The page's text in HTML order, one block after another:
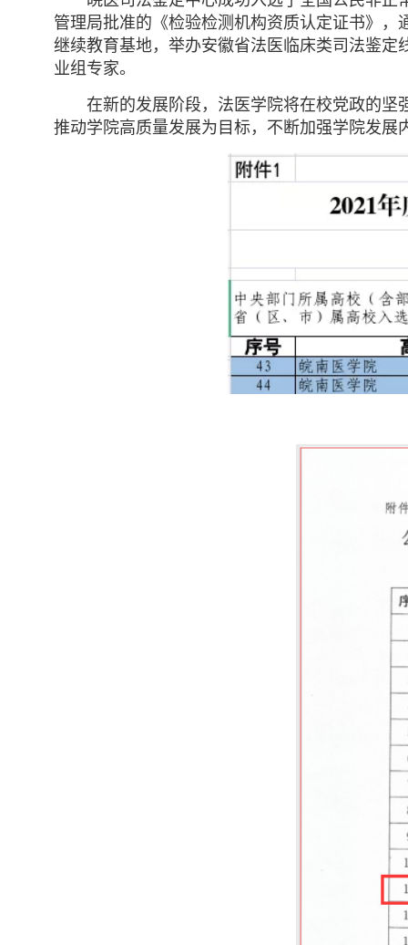
管理局批准的《检验检测机构资质认定证书》
继续教育基地，举办安徽省法医临床类司法鉴
业组专家。
在新的发展阶段，法医学院将在校党政的
推动学院高质量发展为目标，不断加强学院发